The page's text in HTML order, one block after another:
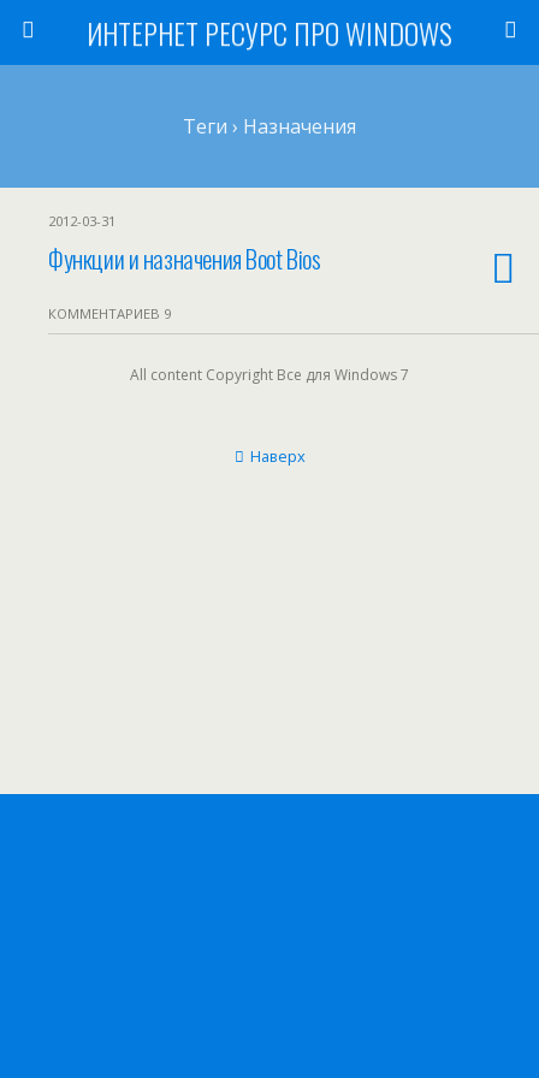
ИНТЕРНЕТ РЕСУРС ПРО WINDOWS
Теги › Назначения
2012-03-31
Функции и назначения Boot Bios
КОММЕНТАРИЕВ 9
All content Copyright Все для Windows 7
Наверх